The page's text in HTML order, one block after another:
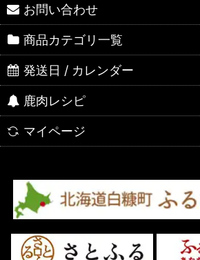
お問い合わせ
商品カテゴリ一覧
発送日 / カレンダー
鹿肉レシピ
マイページ